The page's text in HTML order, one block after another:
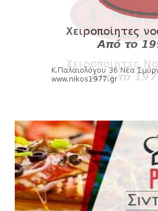
SLIDE
Κύπελλο: Την Τετάρτη 19
Βόλου -
HEADLINES
KARA TALKS
«Kara Talks» LIVE:
August 06, 2026